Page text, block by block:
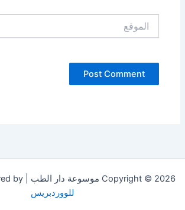
Copyright © 2026 موسوعة دار الطب | Powered by
للووردبريس